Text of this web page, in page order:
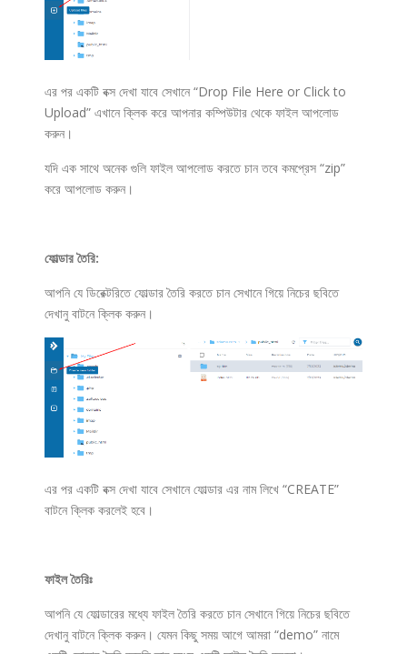
এর পর একটি বক্স দেখা যাবে সেখানে “Drop File Here or Click to
Upload” এখানে ক্লিক করে আপনার কম্পিউটার থেকে ফাইল আপলোড
করুন।
যদি এক সাথে অনেক গুলি ফাইল আপলোড করতে চান তবে কমপ্রেস “zip”
করে আপলোড করুন।
ফোল্ডার তৈরি:
আপনি যে ডিরেক্টরিতে ফোল্ডার তৈরি করতে চান সেখানে গিয়ে নিচের ছবিতে
দেখানু বাটনে ক্লিক করুন।
এর পর একটি বক্স দেখা যাবে সেখানে ফোল্ডার এর নাম লিখে “CREATE”
বাটনে ক্লিক করলেই হবে।
ফাইল তৈরিঃ
আপনি যে ফোল্ডারের মধ্যে ফাইল তৈরি করতে চান সেখানে গিয়ে নিচের ছবিতে
দেখানু বাটনে ক্লিক করুন। যেমন কিছু সময় আগে আমরা “demo” নামে